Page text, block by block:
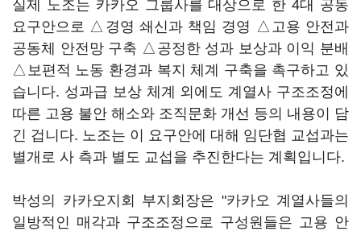
실제 노조는 카카오 그룹사를 대상으로 한 4대 공동
요구안으로 △경영 쇄신과 책임 경영 △고용 안전과
공동체 안전망 구축 △공정한 성과 보상과 이익 분배
△보편적 노동 환경과 복지 체계 구축을 촉구하고 있
습니다. 성과급 보상 체계 외에도 계열사 구조조정에
따른 고용 불안 해소와 조직문화 개선 등의 내용이 담
긴 겁니다. 노조는 이 요구안에 대해 임단협 교섭과는
별개로 사 측과 별도 교섭을 추진한다는 계획입니다.
박성의 카카오지회 부지회장은 "카카오 계열사들의
일방적인 매각과 구조조정으로 구성원들은 고용 안